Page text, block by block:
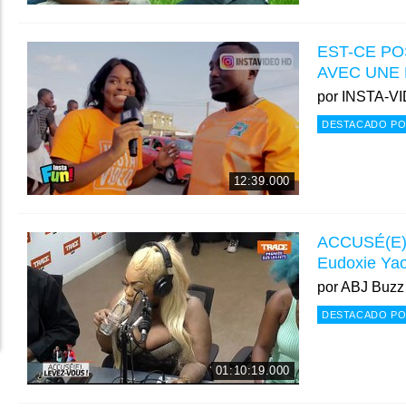
12:39.000
EST-CE
AVEC UNE
por INSTA-
DESTACADO
01:10:19.000
Eudoxie
porABJ Buzz
DESTACADO